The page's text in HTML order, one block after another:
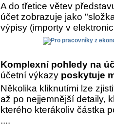
A do třetice větev
účet zobrazuje jako
výpisy (importy v
Komplexní pohledy na
účetní výkazy poskytuje
Několika kliknutími lze
až po nejjemnější detaily,
kterého kterákoliv částka
....